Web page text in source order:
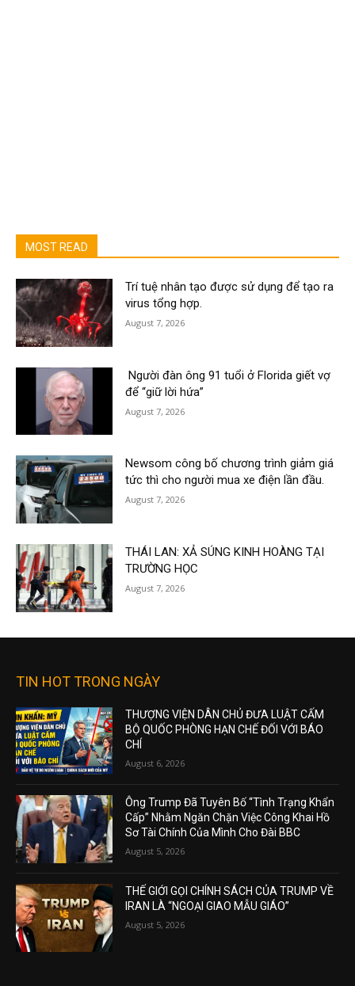
MOST READ
Trí tuệ nhân tạo được sử dụng để tạo ra
virus tổng hợp.
August 7, 2026
Người đàn ông 91 tuổi ở Florida giết vợ
để “giữ lời hứa”
August 7, 2026
Newsom công bố chương trình giảm giá
tức thì cho người mua xe điện lần đầu.
August 7, 2026
THÁI LAN: XẢ SÚNG KINH HOÀNG TẠI
TRƯỜNG HỌC
August 7, 2026
TIN HOT TRONG NGÀY
THƯỢNG VIỆN DÂN CHỦ ĐƯA LUẬT CẤM
BỘ QUỐC PHÒNG HẠN CHẾ ĐỐI VỚI BÁO
CHÍ
August 6, 2026
Ông Trump Đã Tuyên Bố “Tình Trạng Khẩn
Cấp” Nhằm Ngăn Chặn Việc Công Khai Hồ
Sơ Tài Chính Của Mình Cho Đài BBC
August 5, 2026
THẾ GIỚI GỌI CHÍNH SÁCH CỦA TRUMP VỀ
IRAN LÀ “NGOẠI GIAO MẪU GIÁO”
August 5, 2026